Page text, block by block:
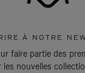
À NOTRE
faire partie des
nouvelles